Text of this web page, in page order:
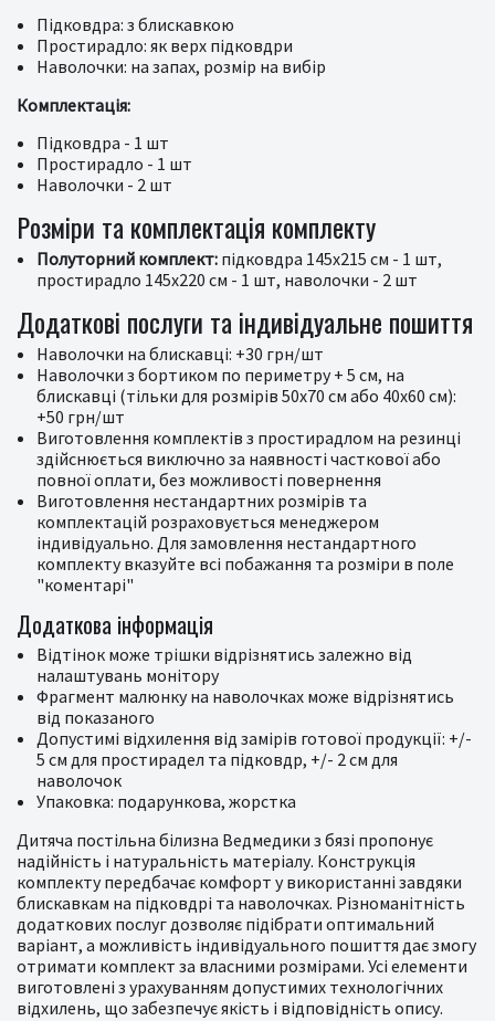
Підковдра: з блискавкою
Простирадло: як верх підковдри
Наволочки: на запах, розмір на вибір
Комплектація:
Підковдра - 1 шт
Простирадло - 1 шт
Наволочки - 2 шт
Розміри та комплектація комплекту
Полуторний комплект: підковдра 145х215 см - 1 шт,
простирадло 145х220 см - 1 шт, наволочки - 2 шт
Додаткові послуги та індивідуальне пошиття
Наволочки на блискавці: +30 грн/шт
Наволочки з бортиком по периметру + 5 см, на
блискавці (тільки для розмірів 50х70 см або 40х60 см):
+50 грн/шт
Виготовлення комплектів з простирадлом на резинці
здійснюється виключно за наявності часткової або
повної оплати, без можливості повернення
Виготовлення нестандартних розмірів та
комплектацій розраховується менеджером
індивідуально. Для замовлення нестандартного
комплекту вказуйте всі побажання та розміри в поле
"коментарі"
Додаткова інформація
Відтінок може трішки відрізнятись залежно від
налаштувань монітору
Фрагмент малюнку на наволочках може відрізнятись
від показаного
Допустимі відхилення від замірів готової продукції: +/-
5 см для простирадел та підковдр, +/- 2 см для
наволочок
Упаковка: подарункова, жорстка
Дитяча постільна білизна Ведмедики з бязі пропонує
надійність і натуральність матеріалу. Конструкція
комплекту передбачає комфорт у використанні завдяки
блискавкам на підковдрі та наволочках. Різноманітність
додаткових послуг дозволяє підібрати оптимальний
варіант, а можливість індивідуального пошиття дає змогу
отримати комплект за власними розмірами. Усі елементи
виготовлені з урахуванням допустимих технологічних
відхилень, що забезпечує якість і відповідність опису.